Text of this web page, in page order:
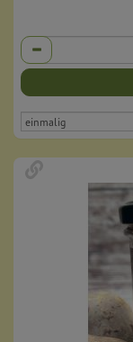
Anzahl